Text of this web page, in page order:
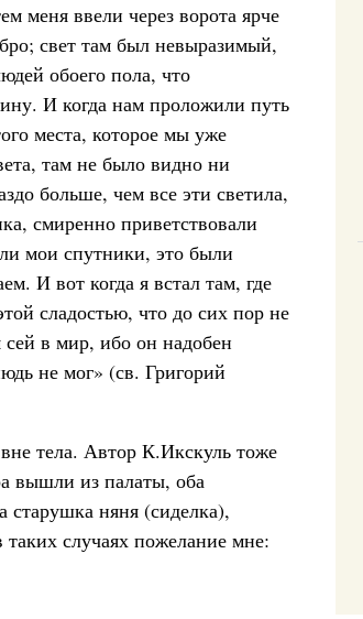
меня ввели через ворота ярче
свет там был невыразимый,
обоего пола, что
И когда нам проложили путь
места, которое мы уже
там не было видно ни
больше, чем все эти светила,
смиренно приветствовали
мои спутники, это были
И вот когда я встал там, где
сладостью, что до сих пор не
в мир, ибо он надобен
не мог» (св. Григорий
тела. Автор К.Икскуль тоже
вышли из палаты, оба
старушка няня (сиделка),
случаях пожелание мне: